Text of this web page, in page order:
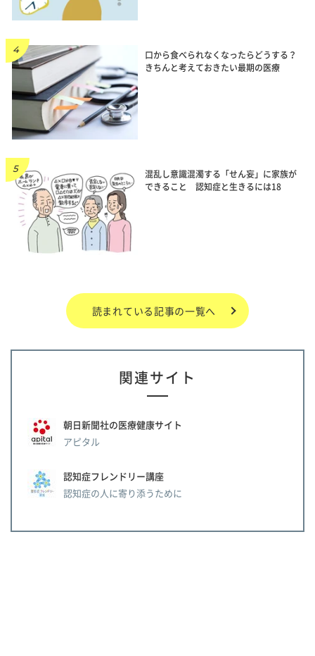
口から食べられなくなったらどうする？
きちんと考えておきたい最期の医療
混乱し意識混濁する「せん妄」に家族が
できること 認知症と生きるには18
読まれている記事の一覧へ
関連サイト
朝日新聞社の医療健康サイト
アピタル
認知症フレンドリー講座
認知症の人に寄り添うために